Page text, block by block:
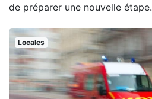
de préparer une nouvelle étape.
Locales